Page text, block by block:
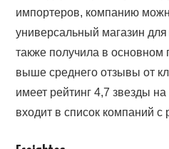
импортеров, компанию
универсальный магазин
также получила в основном
выше среднего отзывы от
имеет рейтинг 4,7 звезды
входит в список компаний с